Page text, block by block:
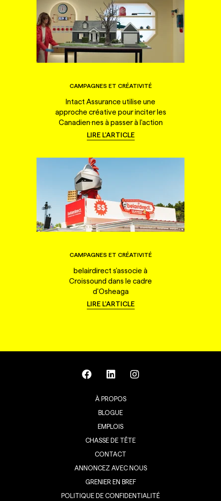
CAMPAGNES ET CRÉATIVITÉ
Intact Assurance utilise une
approche créative pour inciter les
Canadien·nes à passer à l'action
LIRE L'ARTICLE
CAMPAGNES ET CRÉATIVITÉ
belairdirect s'associe à
Croissound dans le cadre
d'Osheaga
LIRE L'ARTICLE
À PROPOS
BLOGUE
EMPLOIS
CHASSE DE TÊTE
CONTACT
ANNONCEZ AVEC NOUS
GRENIER EN BREF
POLITIQUE DE CONFIDENTIALITÉ